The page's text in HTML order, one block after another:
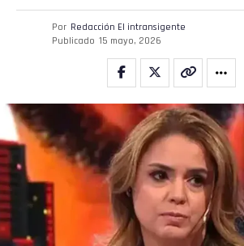
Por Redacción El intransigente
Publicado 15 mayo, 2026